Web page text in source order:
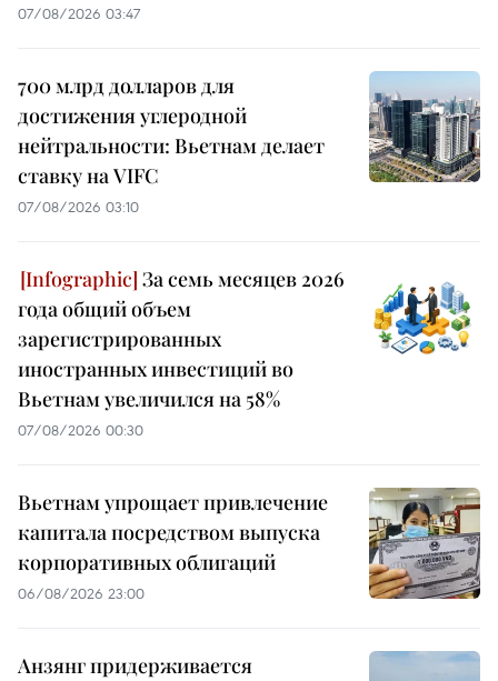
07/08/2026 03:47
700 млрд долларов для
достижения углеродной
нейтральности: Вьетнам делает
ставку на VIFC
07/08/2026 03:10
За семь месяцев 2026
года общий объем
зарегистрированных
иностранных инвестиций во
Вьетнам увеличился на 58%
07/08/2026 00:30
Вьетнам упрощает привлечение
капитала посредством выпуска
корпоративных облигаций
06/08/2026 23:00
Анзянг придерживается